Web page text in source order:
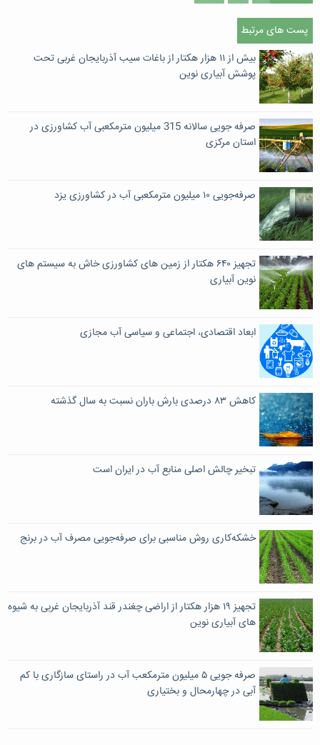
پست های مرتبط
بیش از ۱۱ هزار هکتار از باغات سیب آذربایجان غربی تحت
پوشش آبیاری نوین
صرفه جویی سالانه 315 میلیون مترمکعبی آب کشاورزی در
استان مرکزی
صرفه‌جویی ۱۰ میلیون مترمکعبی آب در کشاورزی یزد
تجهیز ۶۴٠ هکتار از زمین های کشاورزی خاش به سیستم های
نوین آبیاری
ابعاد اقتصادی، اجتماعی و سیاسی آب مجازی
کاهش ۸۳ درصدی بارش باران نسبت به سال گذشته
تبخیر چالش‌ اصلی منابع آب در ایران است
خشکه‌کاری ‌روش مناسبی برای صرفه‌جویی مصرف آب در برنج
تجهیز ۱۹ هزار هکتار از اراضی چغندر قند آذربایجان غربی به شیوه
های آبیاری نوین
صرفه جویی ۵ میلیون مترمکعب آب در راستای سازگاری با کم
آبی در چهارمحال و بختیاری